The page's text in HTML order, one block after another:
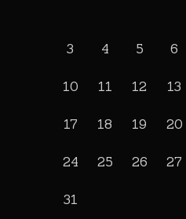
3 4 5 6
10 11 12 13
17 18 19 20
24 25 26 27
31